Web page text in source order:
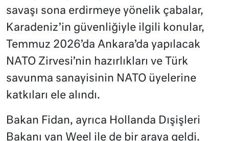
savaşı sona erdirmeye yönelik çabalar,
Karadeniz’in güvenliğiyle ilgili konular,
Temmuz 2026’da Ankara’da yapılacak
NATO Zirvesi’nin hazırlıkları ve Türk
savunma sanayisinin NATO üyelerine
katkıları ele alındı.
Bakan Fidan, ayrıca Hollanda Dışişleri
Bakanı van Weel ile de bir araya geldi.